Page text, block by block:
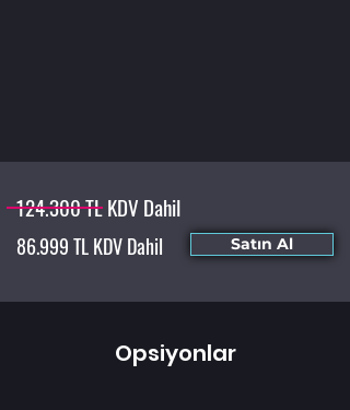
124.300 TL KDV Dahil
86.999 TL KDV Dahil Satın Al
Opsiyonlar